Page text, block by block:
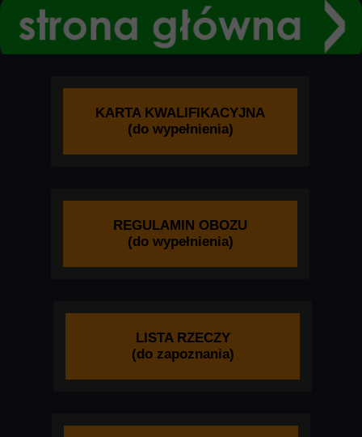
LISTA RZECZY
(do zapoznania)
REGULAMIN OBOZU
(do wypełnienia)
KARTA KWALIFIKACYJNA
(do wypełnienia)